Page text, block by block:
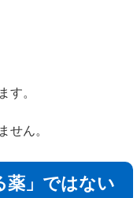
す。
せん。
薬」ではない